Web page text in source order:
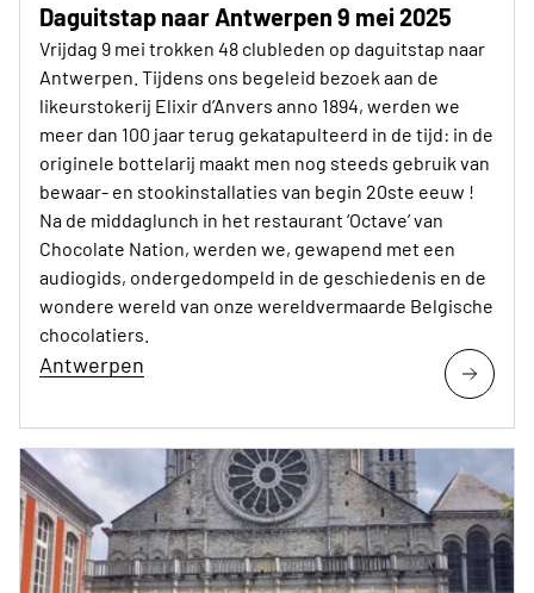
Daguitstap naar Antwerpen 9 mei 2025
Vrijdag 9 mei trokken 48 clubleden op daguitstap naar
Antwerpen. Tijdens ons begeleid bezoek aan de
likeurstokerij Elixir d’Anvers anno 1894, werden we
meer dan 100 jaar terug gekatapulteerd in de tijd: in de
originele bottelarij maakt men nog steeds gebruik van
bewaar- en stookinstallaties van begin 20ste eeuw !
Na de middaglunch in het restaurant ‘Octave’ van
Chocolate Nation, werden we, gewapend met een
audiogids, ondergedompeld in de geschiedenis en de
wondere wereld van onze wereldvermaarde Belgische
chocolatiers.
Antwerpen